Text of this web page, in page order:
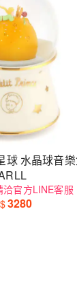
球 水晶球音
官方LINE客服
3280